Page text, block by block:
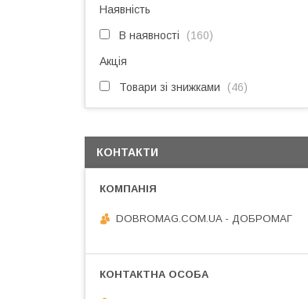
Наявність
В наявності 160
Акція
Товари зі знижками 46
КОНТАКТИ
DOBROMAG.COM.UA - ДОБРОМАГ